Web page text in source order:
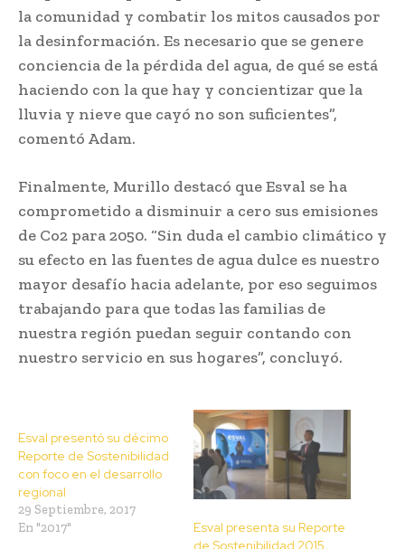
la comunidad y combatir los mitos causados por
la desinformación. Es necesario que se genere
conciencia de la pérdida del agua, de qué se está
haciendo con la que hay y concientizar que la
lluvia y nieve que cayó no son suficientes”,
comentó Adam.
Finalmente, Murillo destacó que Esval se ha
comprometido a disminuir a cero sus emisiones
de Co2 para 2050. “Sin duda el cambio climático y
su efecto en las fuentes de agua dulce es nuestro
mayor desafío hacia adelante, por eso seguimos
trabajando para que todas las familias de
nuestra región puedan seguir contando con
nuestro servicio en sus hogares”, concluyó.
Esval presentó su décimo
Reporte de Sostenibilidad
con foco en el desarrollo
regional
29 Septiembre, 2017
En "2017"
Esval presenta su Reporte